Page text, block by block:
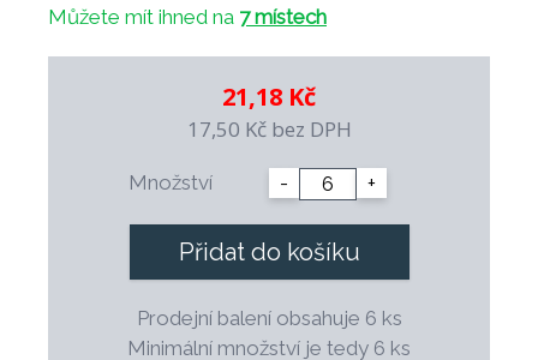
Můžete mít ihned na 7 místech
21,18 Kč
17,50 Kč bez DPH
Množství - +
Přidat do košíku
Prodejní balení obsahuje 6 ks
Minimální množství je tedy 6 ks